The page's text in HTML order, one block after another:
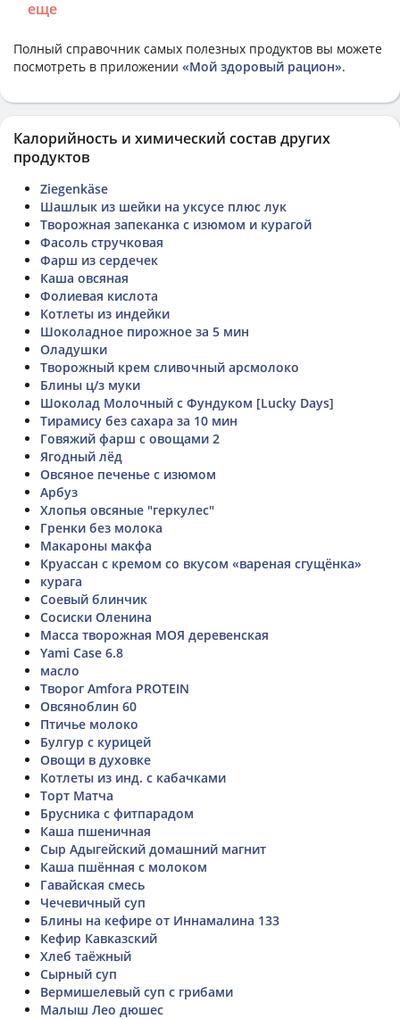
еще
Полный справочник самых полезных продуктов вы можете
посмотреть в приложении «Мой здоровый рацион».
Калорийность и химический состав других
продуктов
Ziegenkäse
Шашлык из шейки на уксусе плюс лук
Творожная запеканка с изюмом и курагой
Фасоль стручковая
Фарш из сердечек
Каша овсяная
Фолиевая кислота
Котлеты из индейки
Шоколадное пирожное за 5 мин
Оладушки
Творожный крем сливочный арсмолоко
Блины ц/з муки
Шоколад Молочный с Фундуком [Lucky Days]
Тирамису без сахара за 10 мин
Говяжий фарш с овощами 2
Ягодный лёд
Овсяное печенье с изюмом
Арбуз
Хлопья овсяные "геркулес"
Гренки без молока
Макароны макфа
Круассан с кремом со вкусом «вареная сгущёнка»
курага
Соевый блинчик
Сосиски Оленина
Масса творожная МОЯ деревенская
Yami Case 6.8
масло
Творог Amfora PROTEIN
Овсяноблин 60
Птичье молоко
Булгур с курицей
Овощи в духовке
Котлеты из инд. с кабачками
Торт Матча
Брусника с фитпарадом
Каша пшеничная
Сыр Адыгейский домашний магнит
Каша пшённая с молоком
Гавайская смесь
Чечевичный суп
Блины на кефире от Иннамалина 133
Кефир Кавказский
Хлеб таёжный
Сырный суп
Вермишелевый суп с грибами
Малыш Лео дюшес